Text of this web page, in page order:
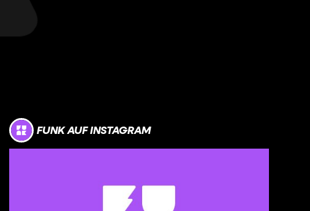
FUNK AUF INSTAGRAM